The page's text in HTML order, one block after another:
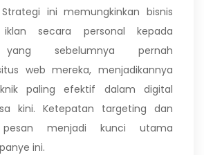
ini memungkinkan bisnis
iklan secara personal kepada
yang sebelumnya pernah
web mereka, menjadikannya
paling efektif dalam digital
kini. Ketepatan targeting dan
pesan menjadi kunci utama
ini.